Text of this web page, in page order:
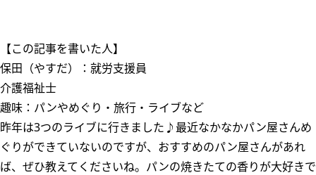
【この記事を書いた人】
保田（やすだ）：就労支援員
介護福祉士
趣味：パンやめぐり・旅行・ライブなど
昨年は3つのライブに行きました♪最近なかなかパン屋さんめ
ぐりができていないのですが、おすすめのパン屋さんがあれ
ば、ぜひ教えてくださいね。パンの焼きたての香りが大好きで